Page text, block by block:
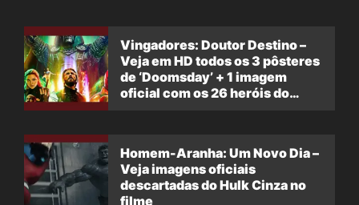
Vingadores: Doutor Destino –
Veja em HD todos os 3 pôsteres
de ‘Doomsday’ + 1 imagem
oficial com os 26 heróis do
Homem-Aranha: Um Novo Dia –
Veja imagens oficiais
descartadas do Hulk Cinza no
filme